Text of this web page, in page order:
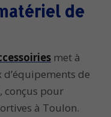
de
met à
de
conçus pour
à Toulon.